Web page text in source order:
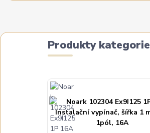
Produkty kategorie